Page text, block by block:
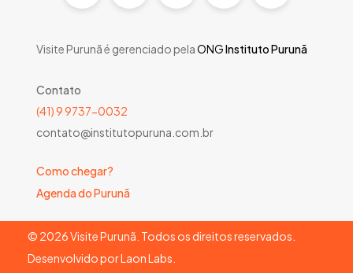
Visite Purunã é gerenciado pelaONGInstituto Purunã
Contato
(41) 9 9737-0032
contato@institutopuruna.com.br
Como chegar?
Agenda do Purunã
© 2026Visite Purunã. Todos os direitos reservados.
Desenvolvido porLaon Labs